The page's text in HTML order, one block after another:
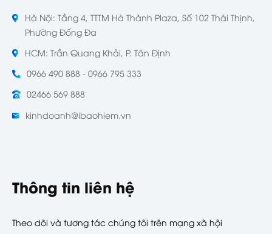
Hà Nội: Tầng 4, TTTM Hà Thành Plaza, Số 102 Thái Thịnh,
Phường Đống Đa
HCM: Trần Quang Khải, P. Tân Định
0966 490 888 - 0966 795 333
02466 569 888
kinhdoanh@ibaohiem.vn
Thông tin liên hệ
Theo dõi và tương tác chúng tôi trên mạng xã hội